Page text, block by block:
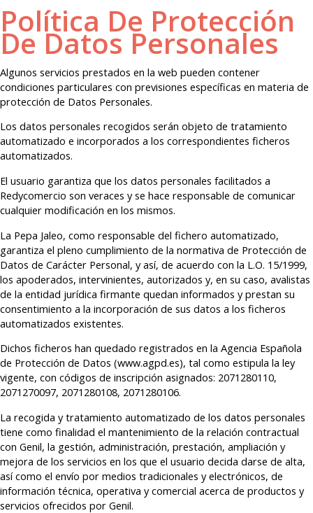
Política De Protección
De Datos Personales
Algunos servicios prestados en la web pueden contener
condiciones particulares con previsiones específicas en materia de
protección de Datos Personales.
Los datos personales recogidos serán objeto de tratamiento
automatizado e incorporados a los correspondientes ficheros
automatizados.
El usuario garantiza que los datos personales facilitados a
Redycomercio son veraces y se hace responsable de comunicar
cualquier modificación en los mismos.
La Pepa Jaleo, como responsable del fichero automatizado,
garantiza el pleno cumplimiento de la normativa de Protección de
Datos de Carácter Personal, y así, de acuerdo con la L.O. 15/1999,
los apoderados, intervinientes, autorizados y, en su caso, avalistas
de la entidad jurídica firmante quedan informados y prestan su
consentimiento a la incorporación de sus datos a los ficheros
automatizados existentes.
Dichos ficheros han quedado registrados en la Agencia Española
de Protección de Datos (www.agpd.es), tal como estipula la ley
vigente, con códigos de inscripción asignados: 2071280110,
2071270097, 2071280108, 2071280106.
La recogida y tratamiento automatizado de los datos personales
tiene como finalidad el mantenimiento de la relación contractual
con Genil, la gestión, administración, prestación, ampliación y
mejora de los servicios en los que el usuario decida darse de alta,
así como el envío por medios tradicionales y electrónicos, de
información técnica, operativa y comercial acerca de productos y
servicios ofrecidos por Genil.